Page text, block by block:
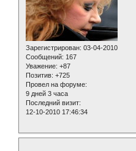
Зарегистрирован: 03-04-2010
Сообщений: 167
Уважение: +87
Позитив: +725
Провел на форуме:
9 дней 3 часа
Последний визит:
12-10-2010 17:46:34